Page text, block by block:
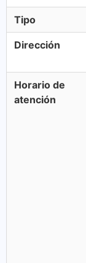
Tipo
Dirección
Horario de
atención